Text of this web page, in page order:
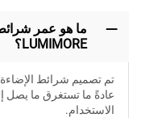
LUMIMORE؟
تم تصميم شرائط الإضاءة LED الخاصة بنا لتكون
الاستخدام.